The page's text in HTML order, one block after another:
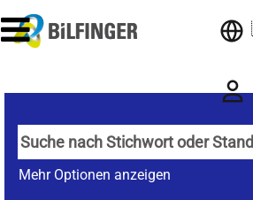
Mehr Optionen anzeigen